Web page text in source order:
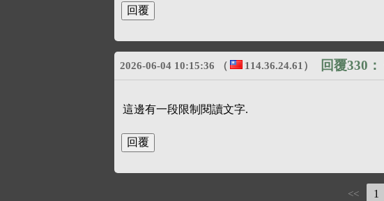
回覆330：
2026-06-04 10:15:36 （ 114.36.24.61）
這邊有一段限制閱讀文字.
<< 1